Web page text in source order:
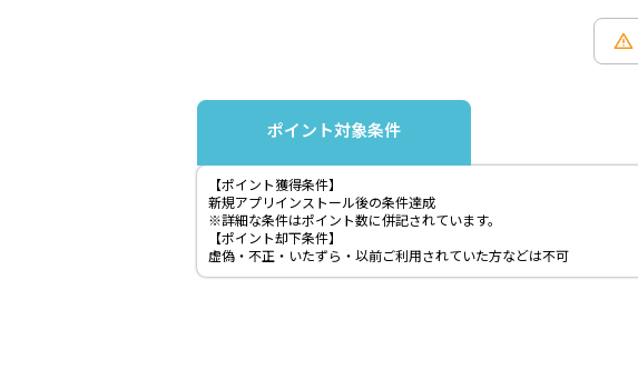
ポイント対象条件
【ポイント獲得条件】
新規アプリインストール後の条件達成
※詳細な条件はポイント数に併記されています。
【ポイント却下条件】
虚偽・不正・いたずら・以前ご利用されていた方などは不可